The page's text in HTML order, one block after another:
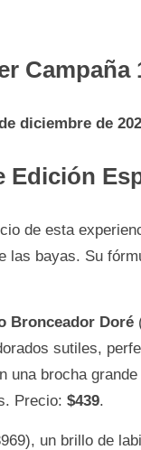
Campaña
diciembre de
Edición
de esta
bayas. Su
Bronceador Doré
sutiles,
brocha grande
Precio: $439.
un brillo de